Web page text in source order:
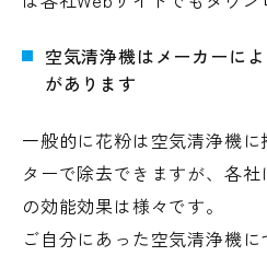
空気清浄機はメーカーに
があります
一般的に花粉は空気清浄機
ターで除去できますが、各
の効能効果は様々です。
ご自分にあった空気清浄機